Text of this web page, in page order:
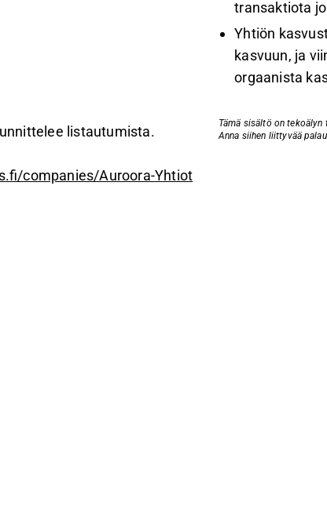
transaktiota
Yhtiön
kasvuun, ja
orgaanista
Tämä sisältö on
Anna siihen liittyvää
listautumista.
companies/Auroora-Yhtiot